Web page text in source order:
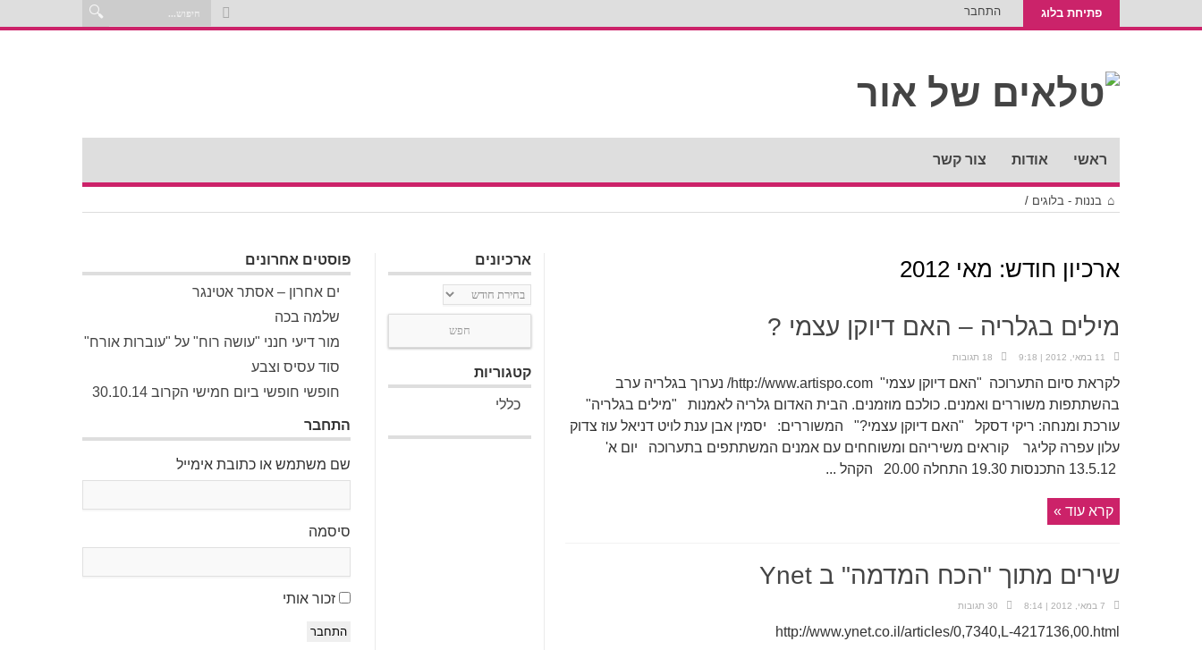
פתיחת בלוג התחבר
ראשי אודות צור קשר
בננות - בלוגים /
ארכיון חודש: מאי 2012
מילים בגלריה – האם דיוקן עצמי ?
11 במאי, 2012 | 9:18 18 תגובות
לקראת סיום התערוכה "האם דיוקן עצמי" http://www.artispo.com/ נערוך בגלריה ערב
בהשתתפות משוררים ואמנים. כולכם מוזמנים. הבית האדום גלריה לאמנות "מילים בגלריה"
עורכת ומנחה: ריקי דסקל "האם דיוקן עצמי?" המשוררים: יסמין אבן ענת לויט דניאל עוז צדוק
עלון עפרה קליגר קוראים משיריהם ומשוחחים עם אמנים המשתתפים בתערוכה יום א'
קרא עוד »
שירים מתוך "הכח המדמה" ב Ynet
7 במאי, 2012 | 8:14 30 תגובות
http://www.ynet.co.il/articles/0,7340,L-4217136,00.html
ארכיונים
ארכיונים
קטגוריות
כללי
פוסטים אחרונים
ים אחרון – אסתר אטינגר
שלמה בכה
מור דיעי חנני "עושה רוח" על "עוברות אורח"
סוד עסיס וצבע
חופשי חופשי ביום חמישי הקרוב 30.10.14
התחבר
שם משתמש או כתובת אימייל
סיסמה
זכור אותי
התחבר